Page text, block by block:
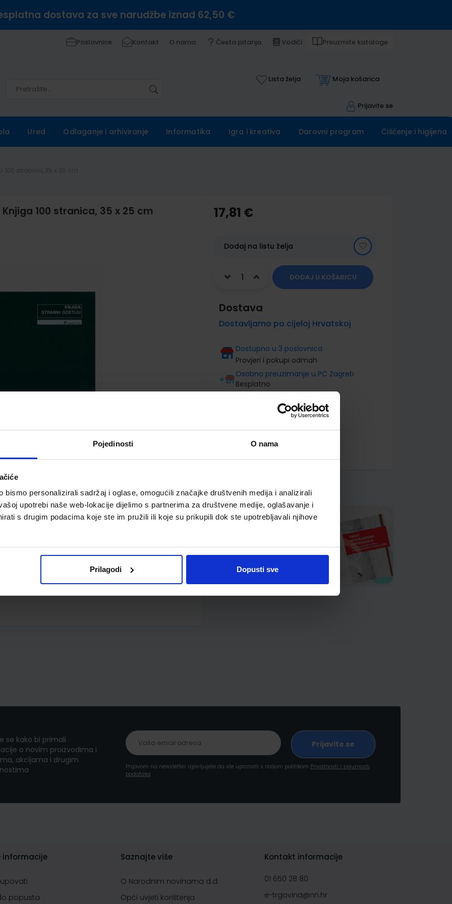
Pojedinosti O nama
bismo personalizirali sadržaj i oglase, omogućili značajke društvenih medija i analizirali
upotrebi naše web-lokacije dijelimo s partnerima za društvene medije, oglašavanje i
s drugim podacima koje ste im pružili ili koje su prikupili dok ste upotrebljavali njihove
Prilagodi Dopusti sve
dostava za sve narudžbe iznad 62,50 €
Poslovnice Kontakt O nama Česta pitanja Vodiči Preuzmite kataloge
Lista želja Moja košarica
Prijavite se
Ured Odlaganje i arhiviranje Informatika Igra i kreativa Darovni program Čišćenje i higijena
Knjiga 100 stranica, 35 x 25 cm 17,81 €
Dodaj na listu želja
DODAJ U KOŠARICU
Dostava
Dostavljamo po cijeloj Hrvatskoj
Dostupno u 3 poslovnica
Provjeri i pokupi odmah
Osobno preuzimanje u PC Zagreb
Besplatno
35 x 25 cm
se kako bi primali
o novim proizvodima i
akcijama i drugim
Prijavom na newsletter izjavljujete da ste upoznati s našom politikom Privatnosti i sigurnosti
podataka
informacije
popusta
Saznajte više
O Narodnim novinama d.d.
Opći uvjeti korištenja
Kontakt informacije
01 650 28 80
e-trgovina@nn.hr